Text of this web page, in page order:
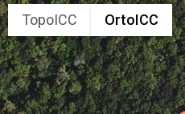
TopoICC OrtoICC